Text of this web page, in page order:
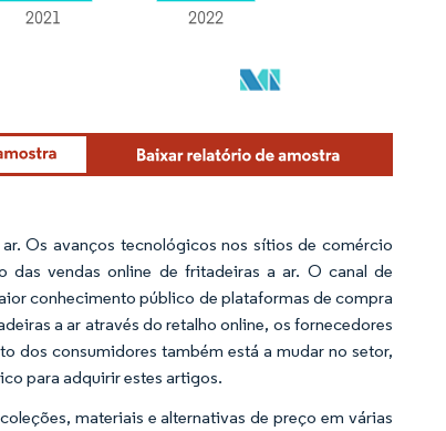
Os avanços tecnológicos nos sítios de comércio
das vendas online de fritadeiras a ar. O canal de
conhecimento público de plataformas de compra
a ar através do retalho online, os fornecedores
dos consumidores também está a mudar no setor,
para adquirir estes artigos.
materiais e alternativas de preço em várias